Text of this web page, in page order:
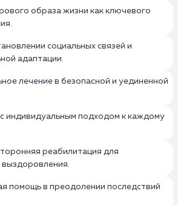
образа жизни как ключевого
социальных связей и
адаптации.
лечение в безопасной и уединенной
индивидуальным подходом к каждому
реабилитация для
помощь в преодолении последствий